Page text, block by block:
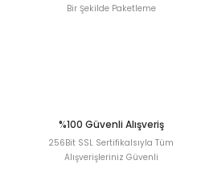
Bir Şekilde Paketleme
%100 Güvenli Alışveriş
256Bit SSL Sertifikalsıyla Tüm
Alışverişleriniz Güvenli